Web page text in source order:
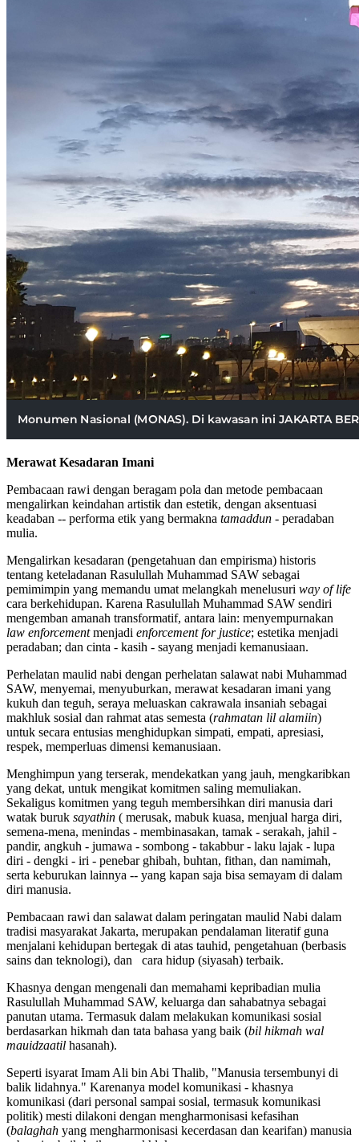
Merawat Kesadaran Imani
Pembacaan rawi dengan beragam pola dan metode pembacaan
mengalirkan keindahan artistik dan estetik, dengan aksentuasi
keadaban -- performa etik yang bermakna tamaddun - peradaban
mulia.
Mengalirkan kesadaran (pengetahuan dan empirisma) historis
tentang keteladanan Rasulullah Muhammad SAW sebagai
pemimimpin yang memandu umat melangkah menelusuri way of life
cara berkehidupan. Karena Rasulullah Muhammad SAW sendiri
mengemban amanah transformatif, antara lain: menyempurnakan
law enforcementmenjadi enforcement for justice; estetika menjadi
peradaban; dan cinta - kasih - sayang menjadi kemanusiaan.
Perhelatan maulid nabi dengan perhelatan salawat nabi Muhammad
SAW, menyemai, menyuburkan, merawat kesadaran imani yang
kukuh dan teguh, seraya meluaskan cakrawala insaniah sebagai
makhluk sosial dan rahmat atas semesta (rahmatan lil alamiin)
untuk secara entusias menghidupkan simpati, empati, apresiasi,
respek, memperluas dimensi kemanusiaan.
Menghimpun yang terserak, mendekatkan yang jauh, mengkaribkan
yang dekat, untuk mengikat komitmen saling memuliakan.
Sekaligus komitmen yang teguh membersihkan diri manusia dari
watak buruk sayathin ( merusak, mabuk kuasa, menjual harga diri,
semena-mena, menindas - membinasakan, tamak - serakah, jahil -
pandir, angkuh - jumawa - sombong - takabbur - laku lajak - lupa
diri - dengki - iri - penebar ghibah, buhtan, fithan, dan namimah,
serta keburukan lainnya -- yang kapan saja bisa semayam di dalam
diri manusia.
Pembacaan rawi dan salawat dalam peringatan maulid Nabi dalam
tradisi masyarakat Jakarta, merupakan pendalaman literatif guna
menjalani kehidupan bertegak di atas tauhid, pengetahuan (berbasis
sains dan teknologi), dan cara hidup (siyasah) terbaik.
Khasnya dengan mengenali dan memahami kepribadian mulia
Rasulullah Muhammad SAW, keluarga dan sahabatnya sebagai
panutan utama. Termasuk dalam melakukan komunikasi sosial
berdasarkan hikmah dan tata bahasa yang baik (bil hikmah wal
mauidzaatil hasanah).
Seperti isyarat Imam Ali bin Abi Thalib, "Manusia tersembunyi di
balik lidahnya." Karenanya model komunikasi - khasnya
komunikasi (dari personal sampai sosial, termasuk komunikasi
politik) mesti dilakoni dengan mengharmonisasi kefasihan
(balaghah yang mengharmonisasi kecerdasan dan kearifan) manusia